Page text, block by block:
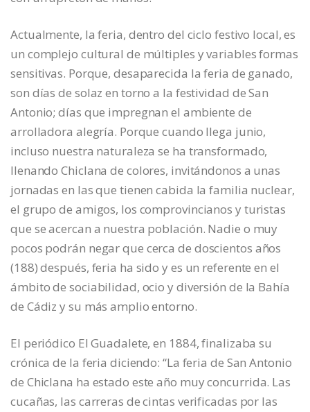
Actualmente, la feria, dentro del ciclo festivo local, es
un complejo cultural de múltiples y variables formas
sensitivas. Porque, desaparecida la feria de ganado,
son días de solaz en torno a la festividad de San
Antonio; días que impregnan el ambiente de
arrolladora alegría. Porque cuando llega junio,
incluso nuestra naturaleza se ha transformado,
llenando Chiclana de colores, invitándonos a unas
jornadas en las que tienen cabida la familia nuclear,
el grupo de amigos, los comprovincianos y turistas
que se acercan a nuestra población. Nadie o muy
pocos podrán negar que cerca de doscientos años
(188) después, feria ha sido y es un referente en el
ámbito de sociabilidad, ocio y diversión de la Bahía
de Cádiz y su más amplio entorno.
El periódico El Guadalete, en 1884, finalizaba su
crónica de la feria diciendo: “La feria de San Antonio
de Chiclana ha estado este año muy concurrida. Las
cucañas, las carreras de cintas verificadas por las